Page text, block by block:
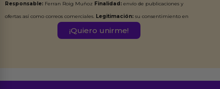
Responsable: Ferran Roig Muñoz Finalidad: envío de publicaciones y
ofertas así como correos comerciales. Legitimación: su consentimiento en
Destinatarios:Ferran Roig Muñoz. Podrás ejercer tus